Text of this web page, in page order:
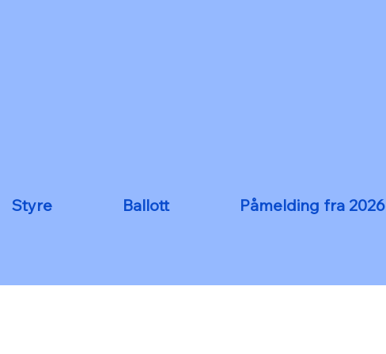
Styre Ballott Påmelding fra 2026